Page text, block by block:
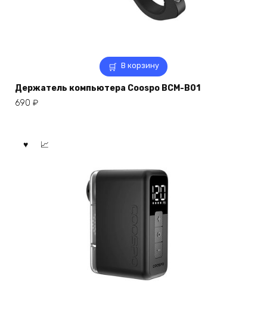
В корзину
Держатель компьютера Coospo BCM-B01
690 ₽